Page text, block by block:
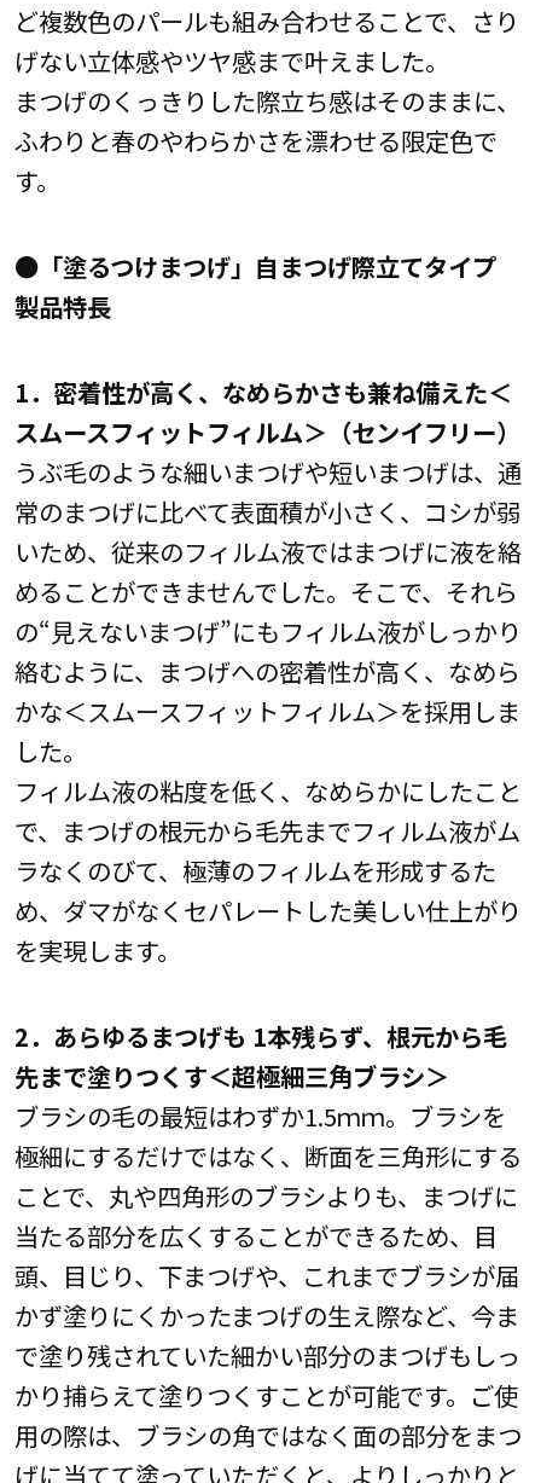
ど複数色のパールも組み合わせることで、さり
げない立体感やツヤ感まで叶えました。
まつげのくっきりした際立ち感はそのままに、
ふわりと春のやわらかさを漂わせる限定色で
す。
●「塗るつけまつげ」自まつげ際立てタイプ
製品特長
1．密着性が高く、なめらかさも兼ね備えた＜
スムースフィットフィルム＞（センイフリー）
うぶ毛のような細いまつげや短いまつげは、通
常のまつげに比べて表面積が小さく、コシが弱
いため、従来のフィルム液ではまつげに液を絡
めることができませんでした。そこで、それら
の“見えないまつげ”にもフィルム液がしっかり
絡むように、まつげへの密着性が高く、なめら
かな＜スムースフィットフィルム＞を採用しま
した。
フィルム液の粘度を低く、なめらかにしたこと
で、まつげの根元から毛先までフィルム液がム
ラなくのびて、極薄のフィルムを形成するた
め、ダマがなくセパレートした美しい仕上がり
を実現します。
2．あらゆるまつげも 1本残らず、根元から毛
先まで塗りつくす＜超極細三角ブラシ＞
ブラシの毛の最短はわずか1.5ｍｍ。ブラシを
極細にするだけではなく、断面を三角形にする
ことで、丸や四角形のブラシよりも、まつげに
当たる部分を広くすることができるため、目
頭、目じり、下まつげや、これまでブラシが届
かず塗りにくかったまつげの生え際など、今ま
で塗り残されていた細かい部分のまつげもしっ
かり捕らえて塗りつくすことが可能です。ご使
用の際は、ブラシの角ではなく面の部分をまつ
げに当てて塗っていただくと、よりしっかりと